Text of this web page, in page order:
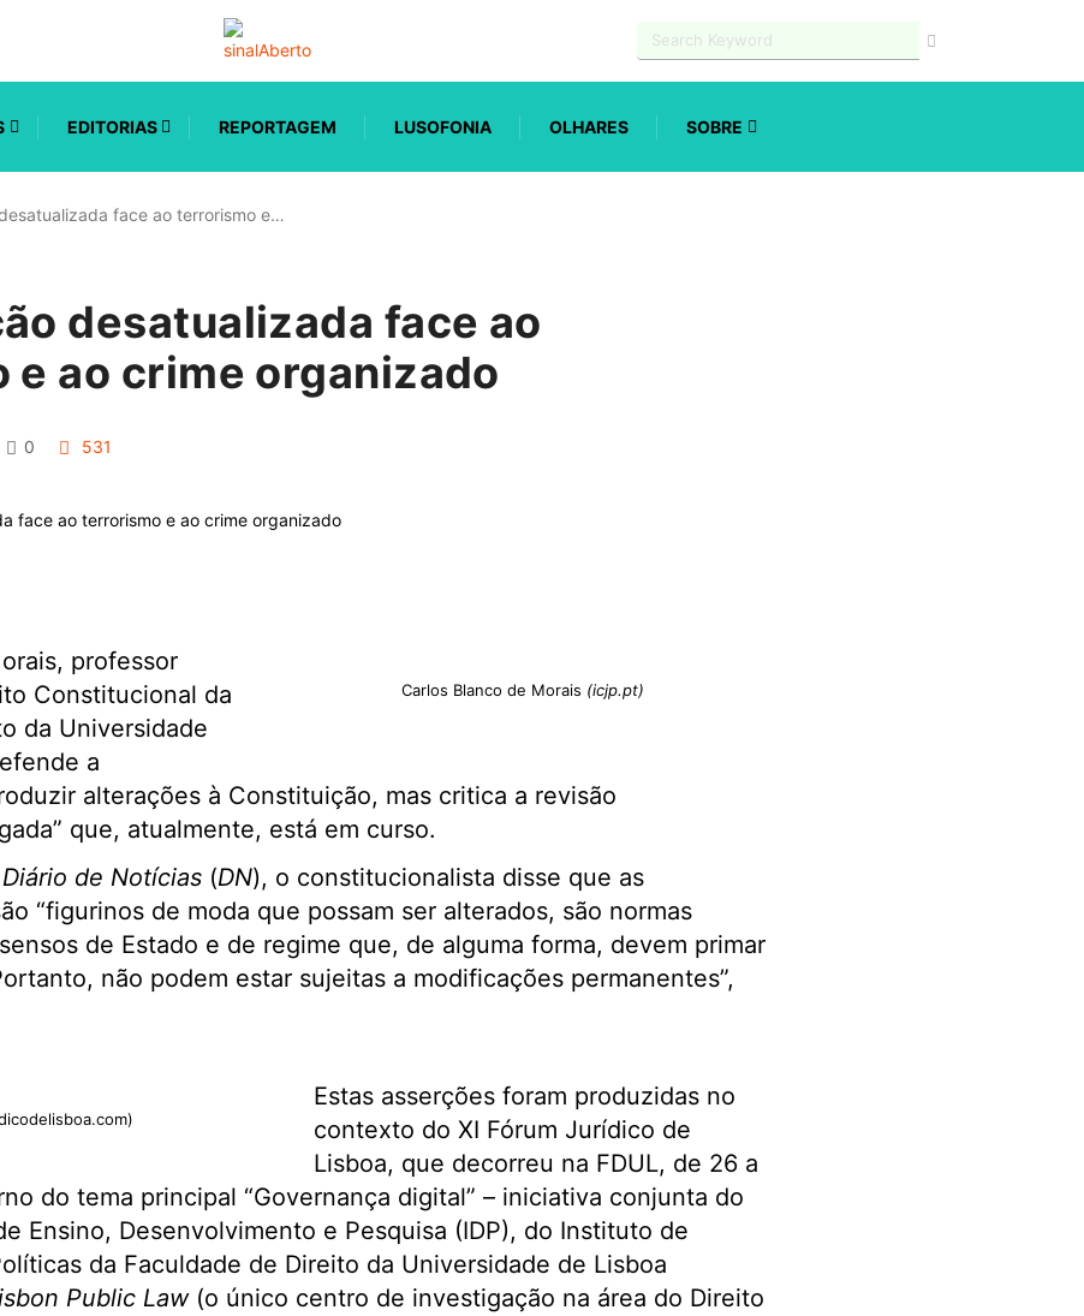
EDITORIAS REPORTAGEM LUSOFONIA OLHARES SOBRE
face ao terrorismo e…
desatualizada face ao
ao crime organizado
0 531
Carlos Blanco de Morais (icjp.pt)
professor
Constitucional da
da Universidade
a
alterações à Constituição, mas critica a revisão
que, atualmente, está em curso.
Diário de Notícias(DN), o constitucionalista disse que as
“figurinos de moda que possam ser alterados, são normas
de Estado e de regime que, de alguma forma, devem primar
não podem estar sujeitas a modificações permanentes”,
Estas asserções foram produzidas no
contexto do XI Fórum Jurídico de
Lisboa, que decorreu na FDUL, de 26 a
do tema principal “Governança digital” – iniciativa conjunta do
Ensino, Desenvolvimento e Pesquisa (IDP), do Instituto de
da Faculdade de Direito da Universidade de Lisboa
Public Law(o único centro de investigação na área do Direito